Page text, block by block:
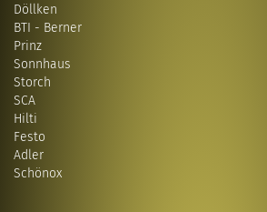
Döllken
BTI - Berner
Prinz
Sonnhaus
Storch
SCA
Hilti
Festo
Adler
Schönox